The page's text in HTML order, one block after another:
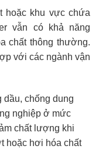
hoặc khu vực chứa
vẫn có khả năng
chất thông thường.
với các ngành vận
dầu, chống dung
nghiệp ở mức
chất lượng khi
hoặc hơi hóa chất